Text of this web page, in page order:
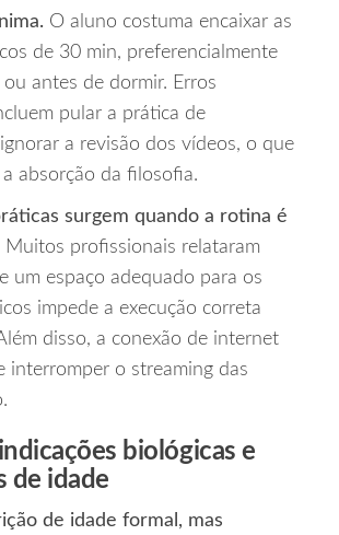
O aluno costuma encaixar as
de 30 min, preferencialmente
antes de dormir. Erros
pular a prática de
a revisão dos vídeos, o que
absorção da filosofia.
surgem quando a rotina é
Muitos profissionais relataram
um espaço adequado para os
impede a execução correta
disso, a conexão de internet
interromper o streaming das
biológicas e
de idade
de idade formal, mas